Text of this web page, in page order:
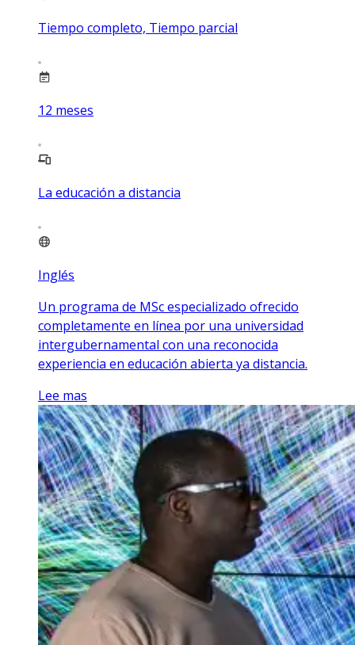
Tiempo completo, Tiempo parcial
12 meses
La educación a distancia
Inglés
Un programa de MSc especializado ofrecido
completamente en línea por una universidad
intergubernamental con una reconocida
experiencia en educación abierta ya distancia.
Lee mas